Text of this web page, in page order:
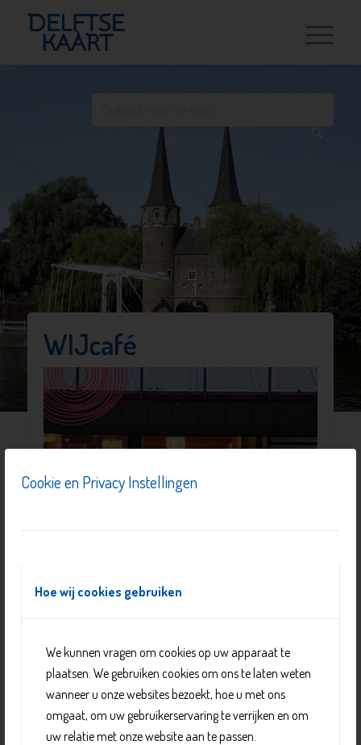
Cookie en Privacy Instellingen
Hoe wij cookies gebruiken
We kunnen vragen om cookies op uw apparaat te
plaatsen. We gebruiken cookies om ons te laten weten
wanneer u onze websites bezoekt, hoe u met ons
omgaat, om uw gebruikerservaring te verrijken en om
uw relatie met onze website aan te passen.
WIJcafé
elkaar kan ontmoeten. Kom langs voor een drankje,
gebakje, soep of tosti en stel direct je vragen over
verduurzaming van je woning of energiebesparing.
Of doe mee met één van de leuke activiteiten. Kijk voor